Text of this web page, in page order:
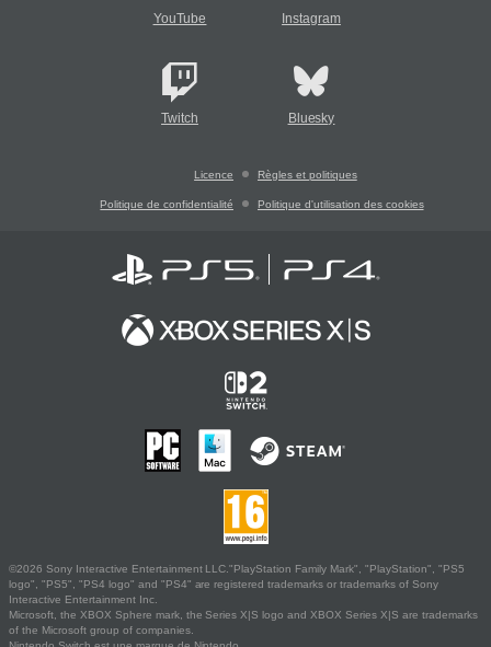
YouTube Instagram
Twitch Bluesky
Licence Règles et politiques
Politique de confidentialité Politique d'utilisation des cookies
©2026 Sony Interactive Entertainment LLC."PlayStation Family Mark", "PlayStation", "PS5
logo", "PS5", "PS4 logo" and "PS4" are registered trademarks or trademarks of Sony
Interactive Entertainment Inc.
Microsoft, the XBOX Sphere mark, the Series X|S logo and XBOX Series X|S are trademarks
of the Microsoft group of companies.